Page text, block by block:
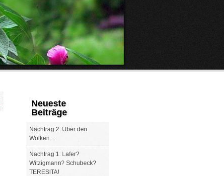
Neueste
Beiträge
Nachtrag 2: Über den
Wolken…
Nachtrag 1: Lafer?
Witzigmann? Schubeck?
TERESITA!